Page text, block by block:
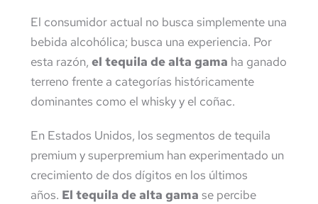
El consumidor actual no busca simplemente una
bebida alcohólica; busca una experiencia. Por
esta razón, el tequila de alta gama ha ganado
terreno frente a categorías históricamente
dominantes como el whisky y el coñac.
En Estados Unidos, los segmentos de tequila
premium y superpremium han experimentado un
crecimiento de dos dígitos en los últimos
años. El tequila de alta gama se percibe